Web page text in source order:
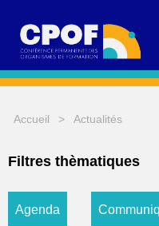
Accueil > Actualités
Filtres thèmatiques
Agenda